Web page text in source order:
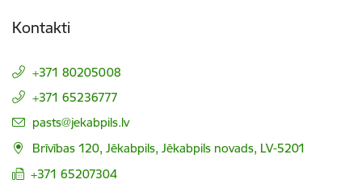
Kontakti
+371 80205008
+371 65236777
E-pasts:
pasts@jekabpils.lv
Brīvības 120, Jēkabpils, Jēkabpils novads, LV-5201
+371 65207304